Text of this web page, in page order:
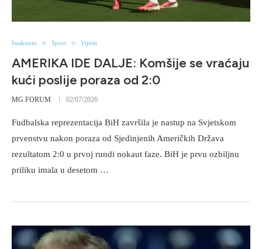
Istaknuto Sport Vijesti
AMERIKA IDE DALJE: Komšije se vraćaju
kući poslije poraza od 2:0
MG FORUM 02/07/2026
Fudbalska reprezentacija BiH završila je nastup na Svjetskom
prvenstvu nakon poraza od Sjedinjenih Američkih Država
rezultatom 2:0 u prvoj rundi nokaut faze. BiH je prvu ozbiljnu
priliku imala u desetom …